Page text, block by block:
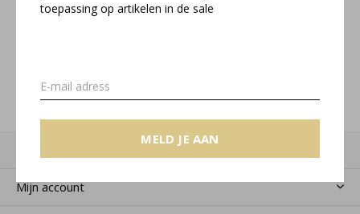
toepassing op artikelen in de sale
MELD JE AAN
Meld je aan voor onze nieuwsbrief
Mijn account